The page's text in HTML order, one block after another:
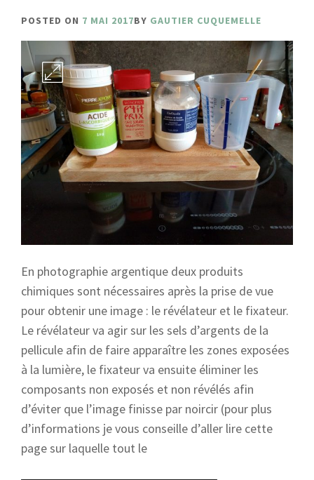
POSTED ON 7 MAI 2017BY GAUTIER CUQUEMELLE
En photographie argentique deux produits
chimiques sont nécessaires après la prise de vue
pour obtenir une image : le révélateur et le fixateur.
Le révélateur va agir sur les sels d’argents de la
pellicule afin de faire apparaître les zones exposées
à la lumière, le fixateur va ensuite éliminer les
composants non exposés et non révélés afin
d’éviter que l’image finisse par noircir (pour plus
d’informations je vous conseille d’aller lire cette
page sur laquelle tout le